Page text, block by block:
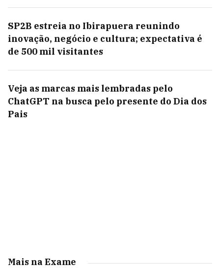
SP2B estreia no Ibirapuera reunindo
inovação, negócio e cultura; expectativa é
de 500 mil visitantes
Veja as marcas mais lembradas pelo
ChatGPT na busca pelo presente do Dia dos
Pais
Mais na Exame